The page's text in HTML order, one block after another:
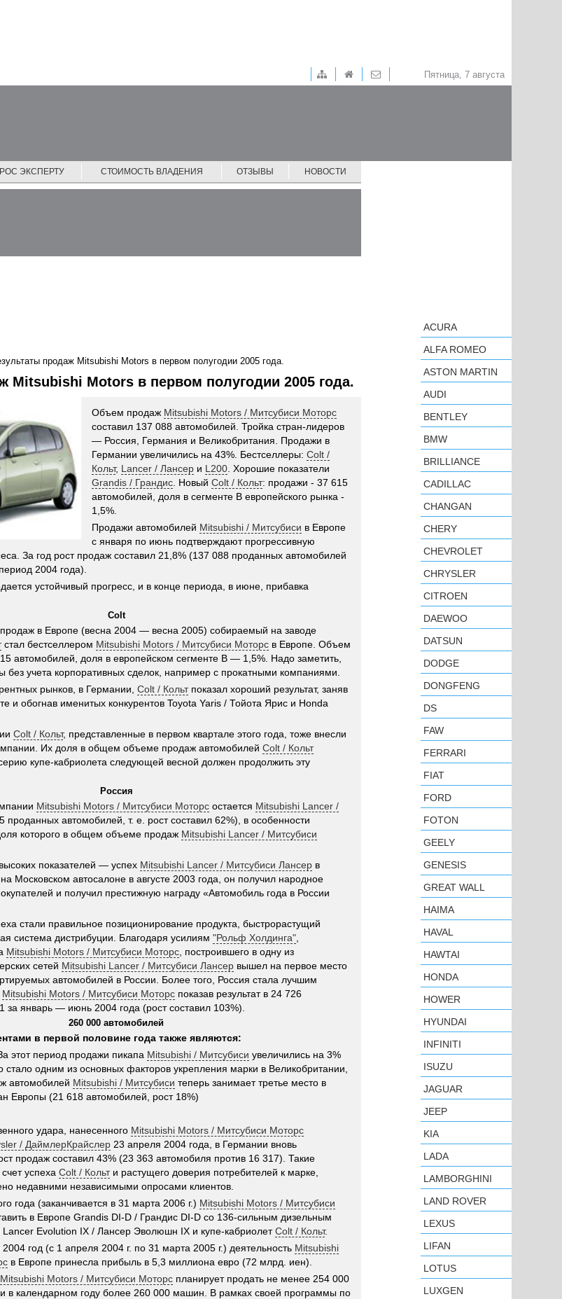
Пятница, 7 августа
ЭКСПЕРТУ СТОИМОСТЬ ВЛАДЕНИЯ ОТЗЫВЫ НОВОСТИ
продаж Mitsubishi Motors в первом полугодии 2005 года.
Mitsubishi Motors в первом полугодии 2005 года.
Объем продаж Mitsubishi Motors / Митсубиси Моторс
составил 137 088 автомобилей. Тройка стран-лидеров
— Россия, Германия и Великобритания. Продажи в
Германии увеличились на 43%. Бестселлеры: Colt /
Кольт, Lancer / Лансер и L200 . Хорошие показатели
Grandis / Грандис . Новый Colt / Кольт: продажи - 37 615
автомобилей, доля в сегменте B европейского рынка -
1,5%.
Продажи автомобилей Mitsubishi / Митсубиси в Европе
с января по июнь подтверждают прогрессивную
За год рост продаж составил 21,8% (137 088 проданных автомобилей
2004 года).
устойчивый прогресс, и в конце периода, в июне, прибавка
Colt
в Европе (весна 2004 — весна 2005) собираемый на заводе
стал бестселлером Mitsubishi Motors / Митсубиси Моторс в Европе. Объем
автомобилей, доля в европейском сегменте B — 1,5%. Надо заметить,
без учета корпоративных сделок, например с прокатными компаниями.
рынков, в Германии, Colt / Кольтпоказал хороший результат, заняв
и обогнав именитых конкурентов Toyota Yaris / Тойота Ярис и Honda
Colt / Кольт, представленные в первом квартале этого года, тоже внесли
Их доля в общем объеме продаж автомобилей Colt / Кольт
купе-кабриолета следующей весной должен продолжить эту
Россия
Mitsubishi Motors / Митсубиси Моторс остается Mitsubishi Lancer /
проданных автомобилей, т. е. рост составил 62%), в особенности
которого в общем объеме продаж Mitsubishi Lancer / Митсубиси
показателей — успех Mitsubishi Lancer / Митсубиси Лансер в
Московском автосалоне в августе 2003 года, он получил народное
и получил престижную награду «Автомобиль года в России
стали правильное позиционирование продукта, быстрорастущий
система дистрибуции. Благодаря усилиям "Рольф Холдинга"
Mitsubishi Motors / Митсубиси Моторс , построившего в одну из
сетей Mitsubishi Lancer / Митсубиси Лансер вышел на первое место
автомобилей в России. Более того, Россия стала лучшим
Mitsubishi Motors / Митсубиси Моторс показав результат в 24 726
за январь — июнь 2004 года (рост составил 103%).
260 000 автомобилей
в первой половине года также являются:
этот период продажи пикапа Mitsubishi / Митсубиси увеличились на 3%
стало одним из основных факторов укрепления марки в Великобритании,
автомобилей Mitsubishi / Митсубиси теперь занимает третье место в
Европы (21 618 автомобилей, рост 18%)
удара, нанесенного Mitsubishi Motors / Митсубиси Моторс
/ ДаймлерКрайслер 23 апреля 2004 года, в Германии вновь
продаж составил 43% (23 363 автомобиля против 16 317). Такие
успеха Colt / Кольти растущего доверия потребителей к марке,
недавними независимыми опросами клиентов.
года (заканчивается в 31 марта 2006 г.) Mitsubishi Motors / Митсубиси
в Европе Grandis DI-D / Грандис DI-D со 136-сильным дизельным
Lancer Evolution IX / Лансер Эволюшн IX и купе-кабриолетColt / Кольт.
год (с 1 апреля 2004 г. по 31 марта 2005 г.) деятельность Mitsubishi
в Европе принесла прибыль в 5,3 миллиона евро (72 млрд. иен).
Mitsubishi Motors / Митсубиси Моторс планирует продать не менее 254 000
в календарном году более 260 000 машин. В рамках своей программы по
ACURA
ALFA ROMEO
ASTON MARTIN
AUDI
BENTLEY
BMW
BRILLIANCE
CADILLAC
CHANGAN
CHERY
CHEVROLET
CHRYSLER
CITROEN
DAEWOO
DATSUN
DODGE
DONGFENG
DS
FAW
FERRARI
FIAT
FORD
FOTON
GEELY
GENESIS
GREAT WALL
HAIMA
HAVAL
HAWTAI
HONDA
HOWER
HYUNDAI
INFINITI
ISUZU
JAGUAR
JEEP
KIA
LADA
LAMBORGHINI
LAND ROVER
LEXUS
LIFAN
LOTUS
LUXGEN